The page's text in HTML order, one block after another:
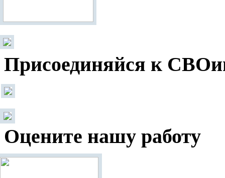
Присоединяйся к
Оцените нашу работу